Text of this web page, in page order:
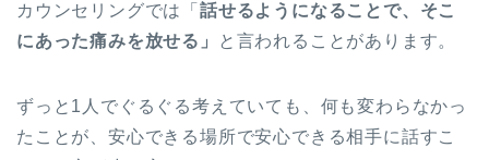
カウンセリングでは「 話せるようになることで、そこ
にあった痛みを放せる」
と言われることがあります。
ずっと1人でぐるぐる考えていても、何も変わらなかっ
たことが、安心できる場所で安心できる相手に話すこ